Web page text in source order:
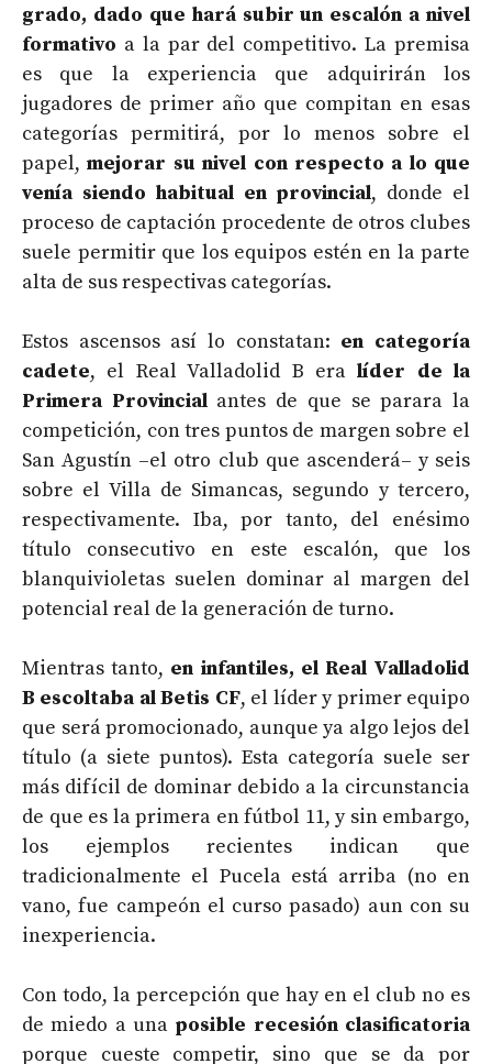
grado, dado que hará subir un escalón a nivel
formativo a la par del competitivo. La premisa
es que la experiencia que adquirirán los
jugadores de primer año que compitan en esas
categorías permitirá, por lo menos sobre el
papel,mejorar su nivel con respecto a lo que
venía siendo habitual en provincial, donde el
proceso de captación procedente de otros clubes
suele permitir que los equipos estén en la parte
alta de sus respectivas categorías.
Estos ascensos así lo constatan: en categoría
cadete, el Real Valladolid B eralíder de la
Primera Provincialantes de que se parara la
competición, con tres puntos de margen sobre el
San Agustín –el otro club que ascenderá– y seis
sobre el Villa de Simancas, segundo y tercero,
respectivamente. Iba, por tanto, del enésimo
título consecutivo en este escalón, que los
blanquivioletas suelen dominar al margen del
potencial real de la generación de turno.
Mientras tanto, en infantiles, el Real Valladolid
B escoltaba al Betis CF, el líder y primer equipo
que será promocionado, aunque ya algo lejos del
título (a siete puntos). Esta categoría suele ser
más difícil de dominar debido a la circunstancia
de que es la primera en fútbol 11, y sin embargo,
los ejemplos recientes indican que
tradicionalmente el Pucela está arriba (no en
vano, fue campeón el curso pasado) aun con su
inexperiencia.
Con todo, la percepción que hay en el club no es
de miedo a una posible recesión clasificatoria
porque cueste competir, sino que se da por